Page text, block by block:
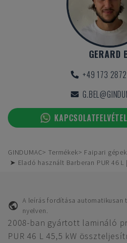
GERARD
+49 173
GINDUMAC Termékek
Faipari gépek
➤ Eladó használt Barberan PUR 46
A leírás fordítása automatikusan
nyelven.
2008-ban gyártott lamináló
PUR 46 L 45,5 kW